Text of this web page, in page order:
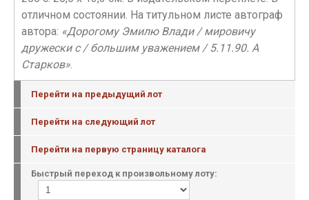
отличном состоянии. На титульном листе автограф
автора: «Дорогому Эмилю Влади / мировичу
дружески с / большим уважением / 5.11.90. А
Старков».
Перейти на предыдущий лот
Перейти на следующий лот
Перейти на первую страницу каталога
Быстрый переход к произвольному лоту: